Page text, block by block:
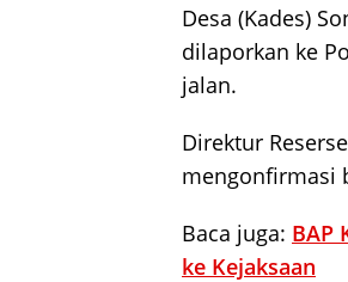
Desa (Kades)
dilaporkan ke
jalan.
Direktur
mengonfirmasi
Baca juga: BAP
ke Kejaksaan